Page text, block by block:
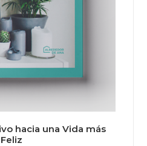
hacia una Vida más
Feliz